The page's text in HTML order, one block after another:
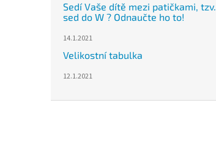
Sedí Vaše dítě mezi patičkami, tzv.
sed do W ? Odnaučte ho to!
14.1.2021
Velikostní tabulka
12.1.2021